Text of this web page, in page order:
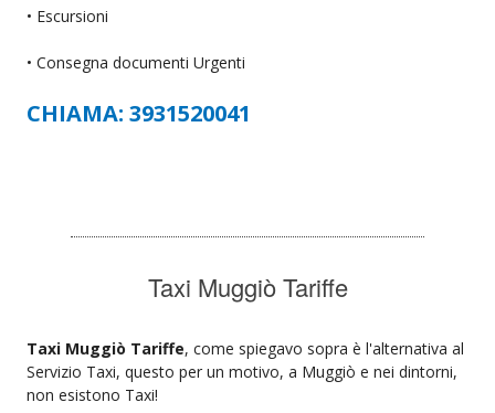
• Escursioni
• Consegna documenti Urgenti
CHIAMA: 3931520041
Taxi Muggiò Tariffe
Taxi Muggiò Tariffe, come spiegavo sopra è l'alternativa al
Servizio Taxi, questo per un motivo, a Muggiò e nei dintorni,
non esistono Taxi!